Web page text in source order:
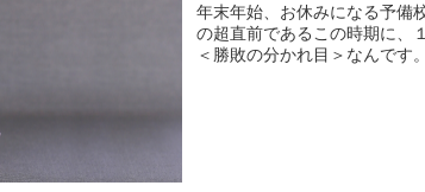
年末年始、お休みになる予備
の超直前であるこの時期に、
＜勝敗の分かれ目＞なんです